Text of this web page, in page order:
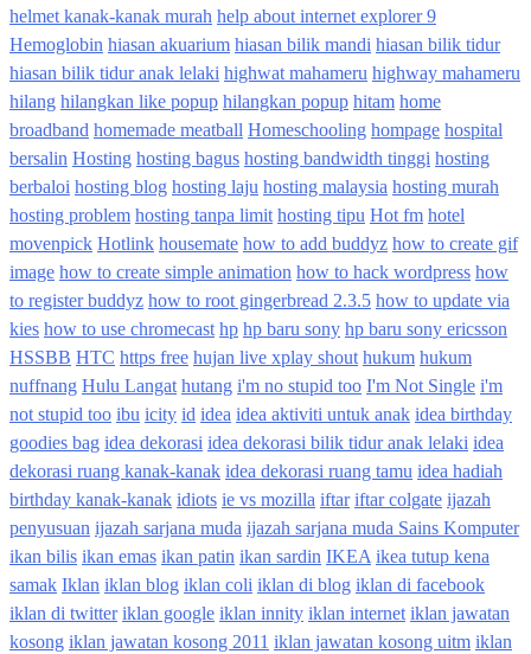
helmet kanak-kanak murah help about internet explorer 9
Hemoglobin hiasan akuarium hiasan bilik mandi hiasan bilik tidur
hiasan bilik tidur anak lelaki highwat mahameru highway mahameru
hilang hilangkan like popup hilangkan popup hitam home
broadband homemade meatball Homeschooling hompage hospital
bersalin Hosting hosting bagus hosting bandwidth tinggi hosting
berbaloi hosting blog hosting laju hosting malaysia hosting murah
hosting problem hosting tanpa limit hosting tipu Hot fm hotel
movenpick Hotlink housemate how to add buddyz how to create gif
image how to create simple animation how to hack wordpress how
to register buddyz how to root gingerbread 2.3.5 how to update via
kies how to use chromecast hp hp baru sony hp baru sony ericsson
HSSBB HTC https free hujan live xplay shout hukum hukum
nuffnang Hulu Langat hutang i'm no stupid too I'm Not Single i'm
not stupid too ibu icity id idea idea aktiviti untuk anak idea birthday
goodies bag idea dekorasi idea dekorasi bilik tidur anak lelaki idea
dekorasi ruang kanak-kanak idea dekorasi ruang tamu idea hadiah
birthday kanak-kanak idiots ie vs mozilla iftar iftar colgate ijazah
penyusuan ijazah sarjana muda ijazah sarjana muda Sains Komputer
ikan bilis ikan emas ikan patin ikan sardin IKEA ikea tutup kena
samak Iklan iklan blog iklan coli iklan di blog iklan di facebook
iklan di twitter iklan google iklan innity iklan internet iklan jawatan
kosong iklan jawatan kosong 2011 iklan jawatan kosong uitm iklan